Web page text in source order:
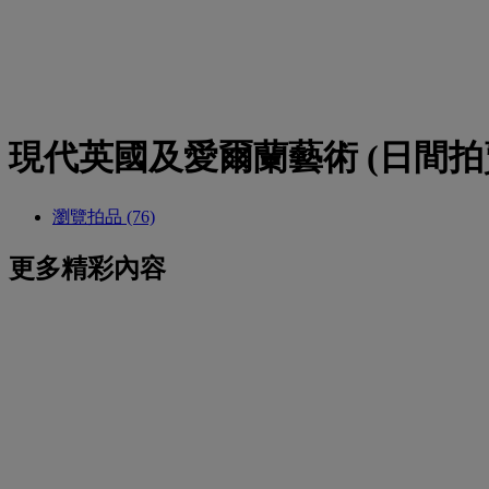
現代英國及愛爾蘭藝術 (日間
瀏覽拍品 (76)
更多精彩內容